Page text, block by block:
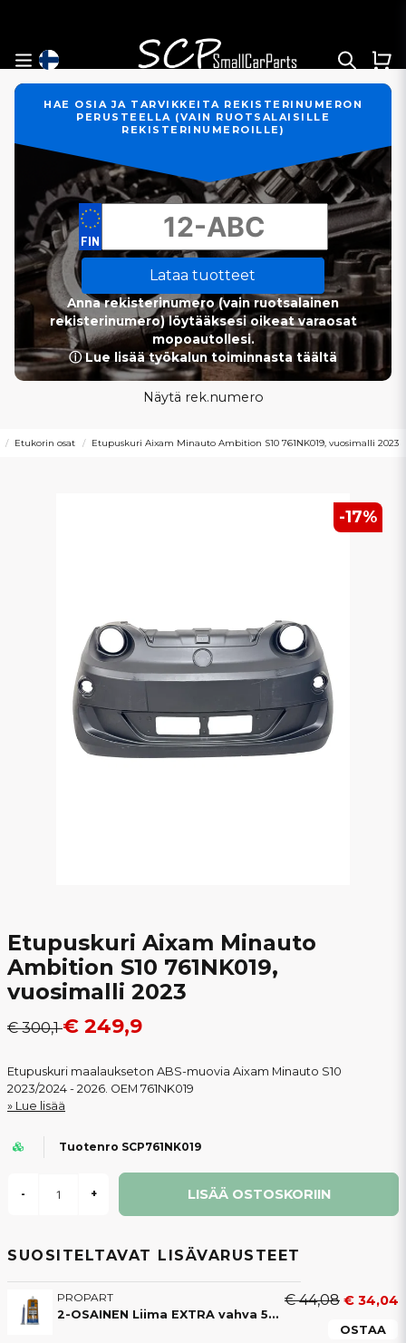
HAE OSIA JA TARVIKKEITA REKISTERINUMERON
PERUSTEELLA (VAIN RUOTSALAISILLE
REKISTERINUMEROILLE)
Lataa tuotteet
Anna rekisterinumero (vain ruotsalainen
rekisterinumero) löytääksesi oikeat varaosat
mopoautollesi.
ⓘ Lue lisää työkalun toiminnasta täältä
Näytä rek.numero
Etukorin osat Etupuskuri Aixam Minauto Ambition S10 761NK019, vuosimalli 2023
-17%
Etupuskuri Aixam Minauto
Ambition S10 761NK019,
vuosimalli 2023
€ 300,1€ 249,9
Etupuskuri maalaukseton ABS-muovia Aixam Minauto S10
2023/2024 - 2026. OEM 761NK019
Lue lisää
Tuotenro SCP761NK019
- + LISÄÄ OSTOSKORIIN
SUOSITELTAVAT LISÄVARUSTEET
PROPART
2-OSAINEN Liima EXTRA vahva 50ML liima (4-8 min)
€ 44,08 € 34,04
OSTAA